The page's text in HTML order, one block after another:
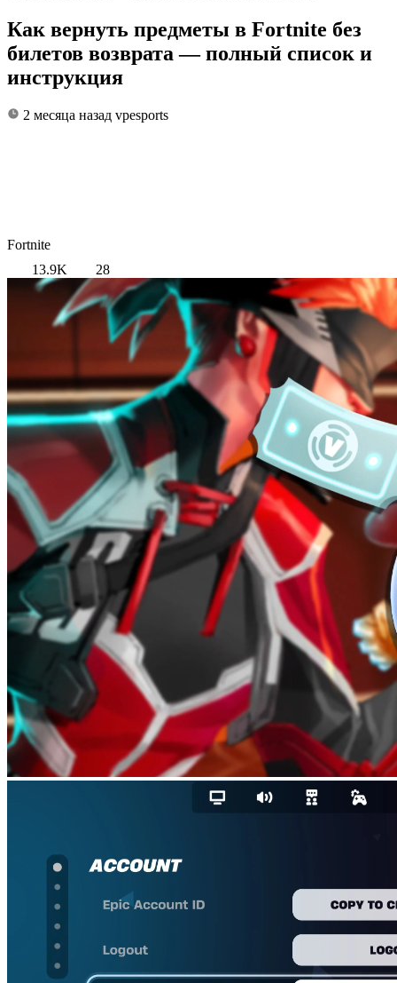
Как вернуть предметы в Fortnite без
билетов возврата — полный список и
инструкция
2 месяца назад vpesports
Fortnite
13.9K
28